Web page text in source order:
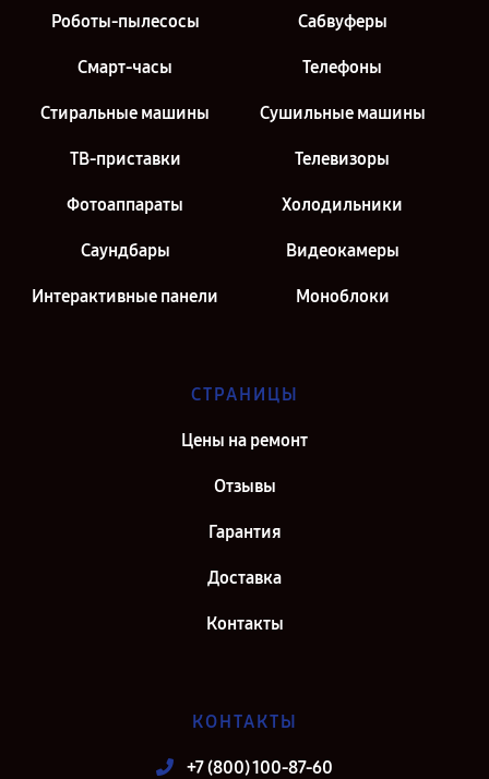
Роботы-пылесосы Сабвуферы
Смарт-часы Телефоны
Стиральные машины Сушильные машины
ТВ-приставки Телевизоры
Фотоаппараты Холодильники
Саундбары Видеокамеры
Интерактивные панели Моноблоки
СТРАНИЦЫ
Цены на ремонт
Отзывы
Гарантия
Доставка
Контакты
КОНТАКТЫ
+7 (800) 100-87-60